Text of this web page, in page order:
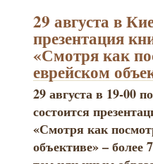
29 августа в
презентация
«Смотря как
еврейском
29 августа в 19-00
состоится
«Смотря как
объективе» –